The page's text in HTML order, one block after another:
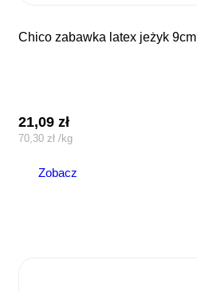
chico zabawka latex jeżyk 9cm
21,09zł
70,30 zł /kg
Zobacz